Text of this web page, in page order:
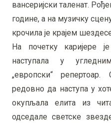
вансеријски таленат.
године, а на музичку
крочила је крајем
На почетку каријере
наступала у
„европски“
редовно да наступа у
окупљала елита из
одседале светске